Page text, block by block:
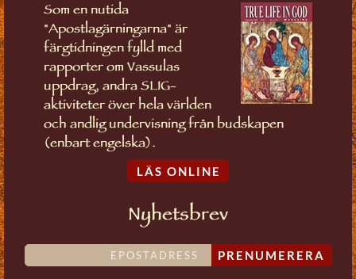
Som en nutida
"Apostlagärningarna" är
färgtidningen fylld med
rapporter om Vassulas
uppdrag, andra SLIG-
aktiviteter över hela världen
och andlig undervisning från budskapen
(enbart engelska).
LÄS ONLINE
Nyhetsbrev
PRENUMERERA